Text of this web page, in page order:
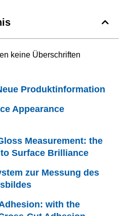
keine Überschriften
Produktinformation
Appearance
Measurement: the
Surface Brilliance
zur Messung des
with the